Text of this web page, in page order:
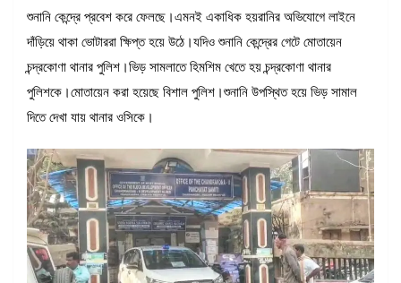
শুনানি কেন্দ্রে প্রবেশ করে ফেলছে।এমনই একাধিক হয়রানির অভিযোগে লাইনে
দাঁড়িয়ে থাকা ভোটাররা ক্ষিপ্ত হয়ে উঠে।যদিও শুনানি কেন্দ্রের গেটে মোতায়েন
চন্দ্রকোণা থানার পুলিশ।ভিড় সামলাতে হিমশিম খেতে হয় চন্দ্রকোণা থানার
পুলিশকে।মোতায়েন করা হয়েছে বিশাল পুলিশ।শুনানি উপস্থিত হয়ে ভিড় সামাল
দিতে দেখা যায় থানার ওসিকে।